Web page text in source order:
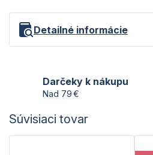
Detailné informácie
Darčeky k nákupu
Nad 79 €
Súvisiaci tovar